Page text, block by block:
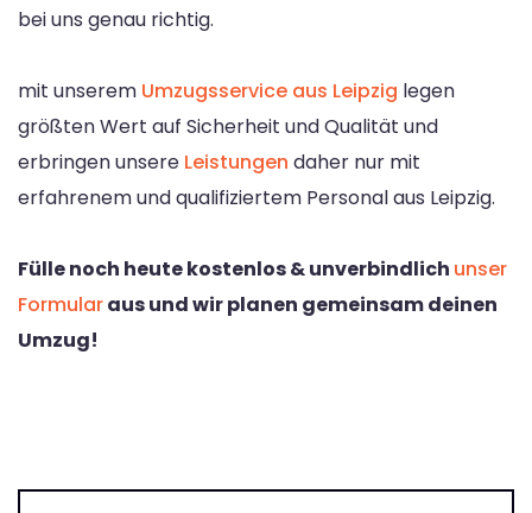
bei uns genau richtig.
mit unserem Umzugsservice aus Leipzig legen
größten Wert auf Sicherheit und Qualität und
erbringen unsere Leistungen daher nur mit
erfahrenem und qualifiziertem Personal aus Leipzig.
Fülle noch heute kostenlos & unverbindlich unser
Formularaus und wir planen gemeinsam deinen
Umzug!